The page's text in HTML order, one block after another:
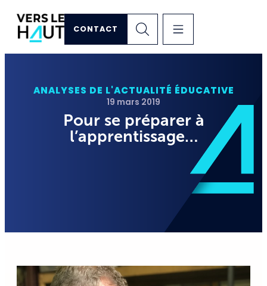
CONTACT
ANALYSES DE L'ACTUALITÉ ÉDUCATIVE
19 mars 2019
Pour se préparer à
l’apprentissage…